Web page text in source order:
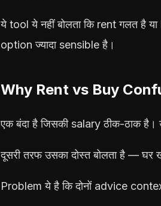
ये tool ये नहीं बोलता कि rent गलत है
option ज्यादा sensible है।
Why Rent vs Buy
एक बंदा है जिसकी salary ठीक-ठाक है।
दूसरी तरफ उसका दोस्त बोलता है — घर
Problem ये है कि दोनों advice